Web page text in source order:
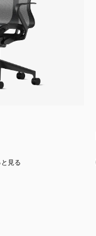
ト＆ミネラル
と見る